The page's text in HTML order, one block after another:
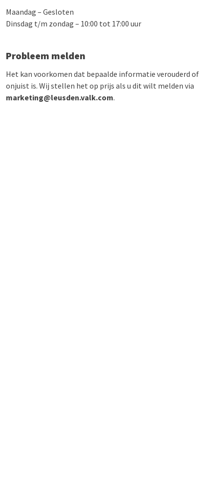
Maandag – Gesloten
Dinsdag t/m zondag – 10:00 tot 17:00 uur
Probleem melden
Het kan voorkomen dat bepaalde informatie verouderd of
onjuist is. Wij stellen het op prijs als u dit wilt melden via
marketing@leusden.valk.com.